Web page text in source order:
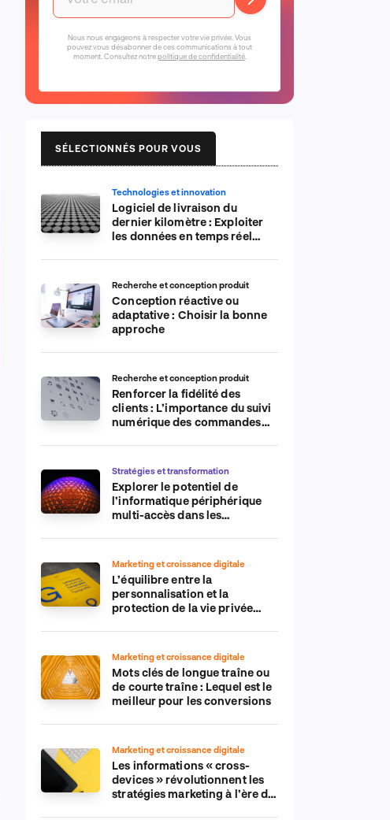
Nous nous engageons à respecter votre vie privée. Vous
pouvez vous désabonner de ces communications à tout
moment. Consultez notrepolitique de confidentialité.
SÉLECTIONNÉS POUR VOUS
Technologies et innovation
Logiciel de livraison du
dernier kilomètre : Exploiter
les données en temps réel
Recherche et conception produit
Conception réactive ou
adaptative : Choisir la bonne
approche
Recherche et conception produit
Renforcer la fidélité des
clients : L’importance du suivi
numérique des commandes
commerce électronique
Stratégies et transformation
Explorer le potentiel de
l’informatique périphérique
multi-accès dans les
Marketing et croissance digitale
L’équilibre entre la
personnalisation et la
protection de la vie privée
Marketing et croissance digitale
Mots clés de longue traîne ou
de courte traîne : Lequel est le
meilleur pour les conversions
Marketing et croissance digitale
Les informations « cross-
devices » révolutionnent les
stratégies marketing à l’ère du